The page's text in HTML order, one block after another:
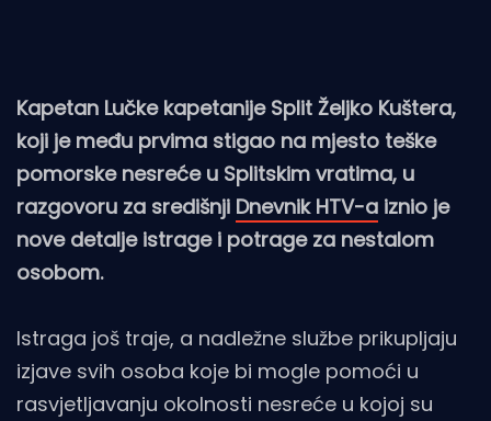
Kapetan Lučke kapetanije Split Željko Kuštera,
koji je među prvima stigao na mjesto teške
pomorske nesreće u Splitskim vratima, u
razgovoru za središnji Dnevnik HTV-a iznio je
nove detalje istrage i potrage za nestalom
osobom.
Istraga još traje, a nadležne službe prikupljaju
izjave svih osoba koje bi mogle pomoći u
rasvjetljavanju okolnosti nesreće u kojoj su